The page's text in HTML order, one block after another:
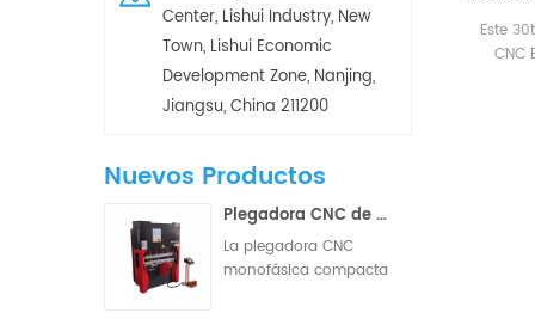
Center, Lishui Industry, New
Town, Lishui Economic
Development Zone, Nanjing,
Jiangsu, China 211200
Nuevos Productos
Plegadora CNC de dos/tres ejes con barra de torsión hidráulica pequeña WD67K 30T-1000
La plegadora CNC
monofásica compacta
Este
CNC